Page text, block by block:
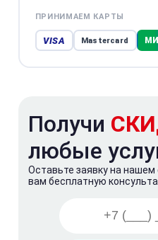
ПРИНИМАЕМ КАРТЫ
VISA Mastercard
Получи
любые
Оставьте заявку на
вам бесплатную